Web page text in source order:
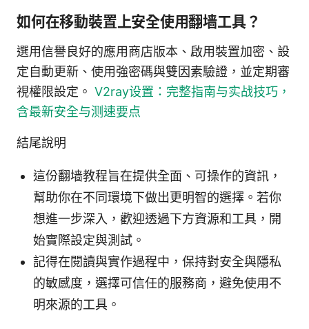
如何在移動裝置上安全使用翻墙工具？
選用信譽良好的應用商店版本、啟用裝置加密、設
定自動更新、使用強密碼與雙因素驗證，並定期審
視權限設定。 V2ray设置：完整指南与实战技巧，
含最新安全与测速要点
結尾說明
這份翻墙教程旨在提供全面、可操作的資訊，
幫助你在不同環境下做出更明智的選擇。若你
想進一步深入，歡迎透過下方資源和工具，開
始實際設定與測試。
記得在閱讀與實作過程中，保持對安全與隱私
的敏感度，選擇可信任的服務商，避免使用不
明來源的工具。